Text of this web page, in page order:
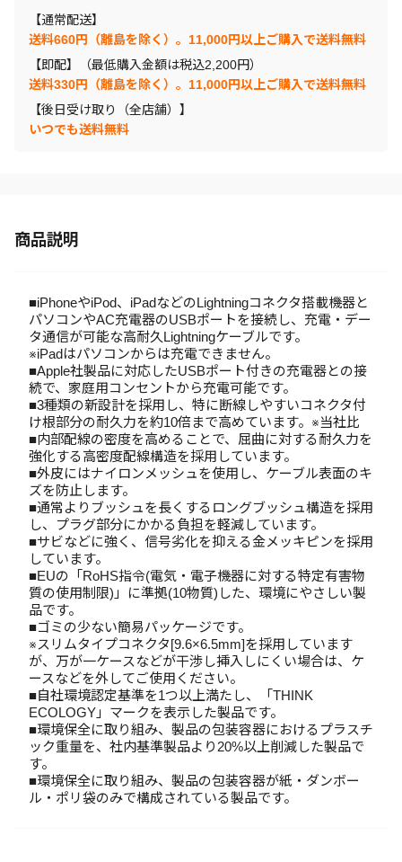
【通常配送】
送料660円（離島を除く）。11,000円以上ご購入で送料無料
【即配】（最低購入金額は税込2,200円）
送料330円（離島を除く）。11,000円以上ご購入で送料無料
【後日受け取り（全店舗）】
いつでも送料無料
商品説明
■iPhoneやiPod、iPadなどのLightningコネクタ搭載機器と
パソコンやAC充電器のUSBポートを接続し、充電・デー
タ通信が可能な高耐久Lightningケーブルです。
※iPadはパソコンからは充電できません。
■Apple社製品に対応したUSBポート付きの充電器との接
続で、家庭用コンセントから充電可能です。
■3種類の新設計を採用し、特に断線しやすいコネクタ付
け根部分の耐久力を約10倍まで高めています。※当社比
■内部配線の密度を高めることで、屈曲に対する耐久力を
強化する高密度配線構造を採用しています。
■外皮にはナイロンメッシュを使用し、ケーブル表面のキ
ズを防止します。
■通常よりブッシュを長くするロングブッシュ構造を採用
し、プラグ部分にかかる負担を軽減しています。
■サビなどに強く、信号劣化を抑える金メッキピンを採用
しています。
■EUの「RoHS指令(電気・電子機器に対する特定有害物
質の使用制限)」に準拠(10物質)した、環境にやさしい製
品です。
■ゴミの少ない簡易パッケージです。
※スリムタイプコネクタ[9.6×6.5mm]を採用しています
が、万が一ケースなどが干渉し挿入しにくい場合は、ケ
ースなどを外してご使用ください。
■自社環境認定基準を1つ以上満たし、「THINK
ECOLOGY」マークを表示した製品です。
■環境保全に取り組み、製品の包装容器におけるプラスチ
ック重量を、社内基準製品より20%以上削減した製品で
す。
■環境保全に取り組み、製品の包装容器が紙・ダンボー
ル・ポリ袋のみで構成されている製品です。